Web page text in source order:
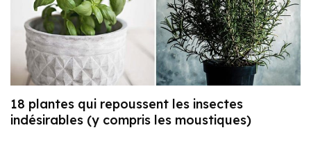
18 plantes qui repoussent les insectes
indésirables (y compris les moustiques)